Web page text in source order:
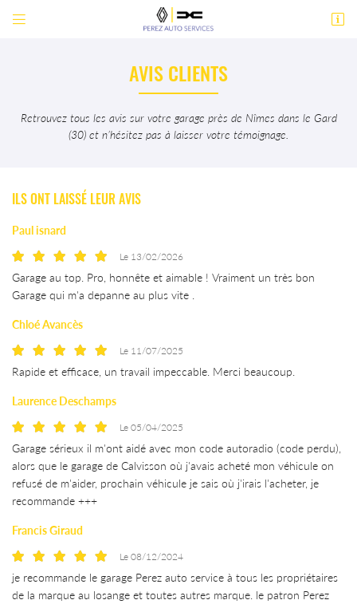
 
En cochant cette case, vous consentez à recevoir nos propositions commerciales à
le formulaire de désinscription
AVIS CLIENTS
Retrouvez tous les avis sur votre garage près de Nîmes dans le Gard
(30) et n’hésitez pas à laisser votre témoignage.
ILS ONT LAISSÉ LEUR AVIS
Paul isnard
Le 13/02/2026
Garage au top. Pro, honnête et aimable ! Vraiment un très bon
Garage qui m'a depanne au plus vite .
Chloé Avancès
Le 11/07/2025
Rapide et efficace, un travail impeccable. Merci beaucoup.
Laurence Deschamps
Le 05/04/2025
Garage sérieux il m'ont aidé avec mon code autoradio (code perdu),
alors que le garage de Calvisson où j'avais acheté mon véhicule on
refusé de m'aider, prochain véhicule je sais où j'irais l'acheter, je
recommande +++
Francis Giraud
Le 08/12/2024
je recommande le garage Perez auto service à tous les propriétaires
de la marque au losange et toutes autres marque. le patron Perez